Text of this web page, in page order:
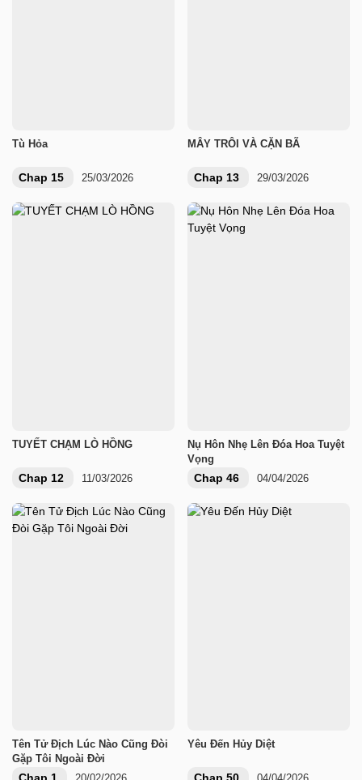
Tù Hỏa
Chap 15 25/03/2026
MÂY TRÔI VÀ CẶN BÃ
Chap 13 29/03/2026
TUYẾT CHẠM LÒ HỒNG
Chap 12 11/03/2026
Nụ Hôn Nhẹ Lên Đóa Hoa Tuyệt
Vọng
Chap 46 04/04/2026
Tên Tử Địch Lúc Nào Cũng Đòi
Gặp Tôi Ngoài Đời
Yêu Đến Hủy Diệt